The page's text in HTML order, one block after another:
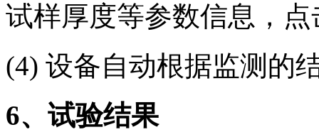
试样厚度等参数信息，
(4) 设备自动根据监测的
6、试验结果